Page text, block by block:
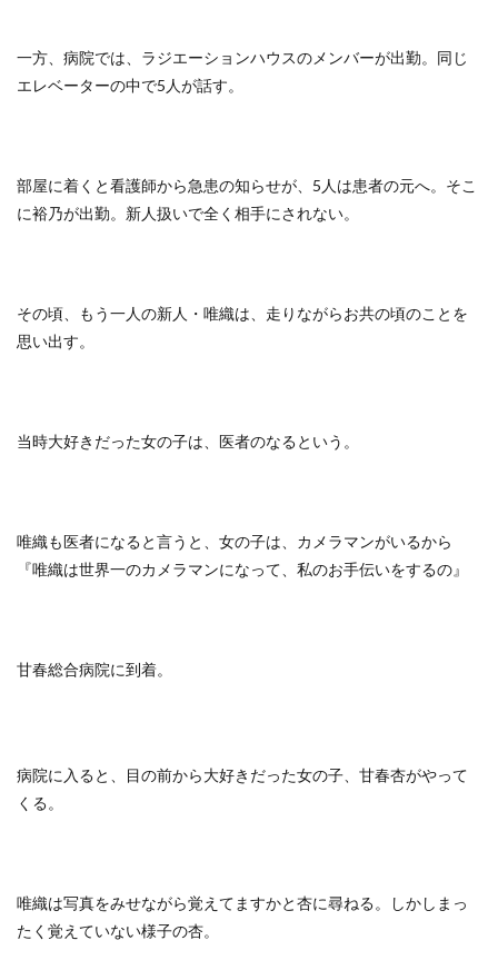
一方、病院では、ラジエーションハウスのメンバーが出勤。同じ
エレベーターの中で5人が話す。
部屋に着くと看護師から急患の知らせが、5人は患者の元へ。そこ
に裕乃が出勤。新人扱いで全く相手にされない。
その頃、もう一人の新人・唯織は、走りながらお共の頃のことを
思い出す。
当時大好きだった女の子は、医者のなるという。
唯織も医者になると言うと、女の子は、カメラマンがいるから
『唯織は世界一のカメラマンになって、私のお手伝いをするの』
甘春総合病院に到着。
病院に入ると、目の前から大好きだった女の子、甘春杏がやって
くる。
唯織は写真をみせながら覚えてますかと杏に尋ねる。しかしまっ
たく覚えていない様子の杏。